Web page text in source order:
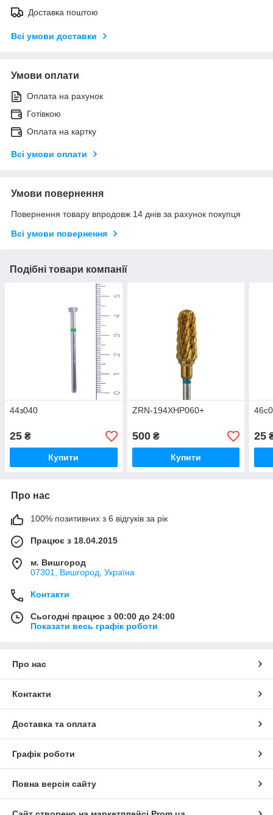
Доставка поштою
Всі умови доставки
Умови оплати
Оплата на рахунок
Готівкою
Оплата на картку
Всі умови оплати
Умови повернення
Повернення товару впродовж 14 днів за рахунок покупця
Всі умови повернення
Подібні товари компанії
44з040
25 ₴
Купити
ZRN-194XHP060+
500₴
Купити
25
Про нас
100% позитивних з 6 відгуків за рік
Працює з 18.04.2015
м. Вишгород
07301, Вишгород, Україна
Контакти
Сьогодні працює з 00:00 до 24:00
Показати весь графік роботи
Про нас
Контакти
Доставка та оплата
Графік роботи
Повна версія сайту